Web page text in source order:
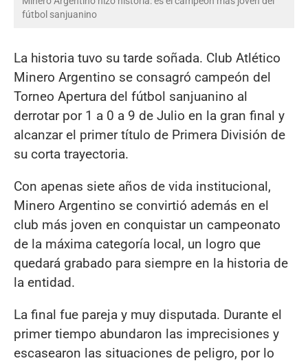
fútbol sanjuanino
La historia tuvo su tarde soñada. Club Atlético
Minero Argentino se consagró campeón del
Torneo Apertura del fútbol sanjuanino al
derrotar por 1 a 0 a 9 de Julio en la gran final y
alcanzar el primer título de Primera División de
su corta trayectoria.
Con apenas siete años de vida institucional,
Minero Argentino se convirtió además en el
club más joven en conquistar un campeonato
de la máxima categoría local, un logro que
quedará grabado para siempre en la historia de
la entidad.
La final fue pareja y muy disputada. Durante el
primer tiempo abundaron las imprecisiones y
escasearon las situaciones de peligro, por lo